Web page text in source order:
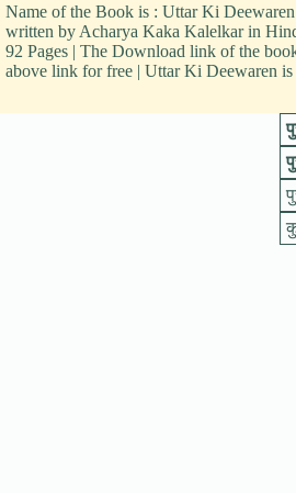
Name of the Book is : Uttar Ki
written by Acharya Kaka Kalelkar in
92 Pages | The Download link of the
above link for free | Uttar Ki Deewaren